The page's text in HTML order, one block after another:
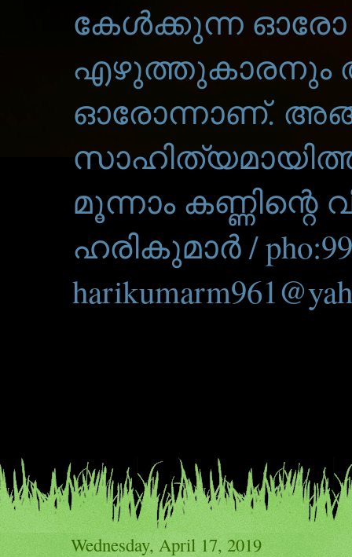
കേൾക്കുന്ന ഓരോ
എഴുത്തുകാരനും
ഓരോന്നാണ്.
മൂന്നാം
ഹരികുമാർ /
Wednesday, April 17, 2019